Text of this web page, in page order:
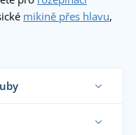
mikině přes hlavu,
sportovním týmům,
zákazníkům již